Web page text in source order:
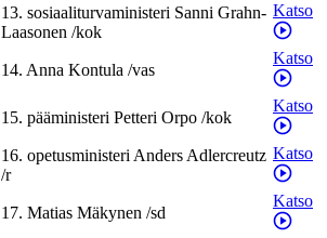
13. sosiaaliturvaministeri Sanni Grahn-
Laasonen /kok
Katso
14. Anna Kontula /vas
Katso
15. pääministeri Petteri Orpo /kok
Katso
16. opetusministeriAndersAdlercreutz
/r
Katso
17. Matias Mäkynen /sd
Katso